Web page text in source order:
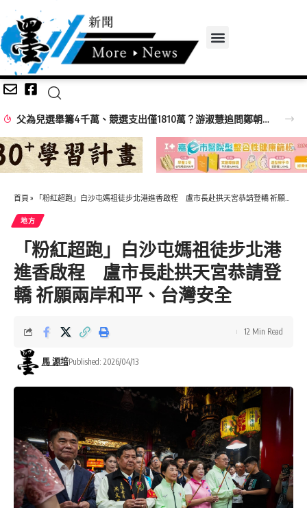
颱風來襲 五峰鄉果農搶收憂生計 徐欣瑩臉書發起認購水梨行動
首頁 » 「粉紅超跑」白沙屯媽祖徒步北港進香啟程 盧市長赴拱天宮恭請登轎 祈願兩岸和平、台灣安全
地方
「粉紅超跑」白沙屯媽祖徒步北港
進香啟程 盧市長赴拱天宮恭請登
轎 祈願兩岸和平、台灣安全
馬 源培Published: 2026/04/13
12 Min Read